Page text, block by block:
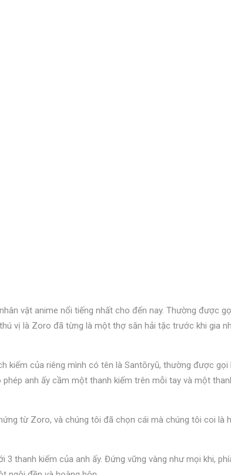
vật anime nổi tiếng nhất cho đến nay. Thường được
vị là Zoro đã từng là một thợ săn hải tặc trước khi gia
kiếm của riêng mình có tên là Santōryū, thường được gọi
anh ấy cầm một thanh kiếm trên mỗi tay và một
từ Zoro, và chúng tôi đã chọn cái mà chúng tôi coi là
thanh kiếm của anh ấy. Đứng vững vàng như mọi khi,